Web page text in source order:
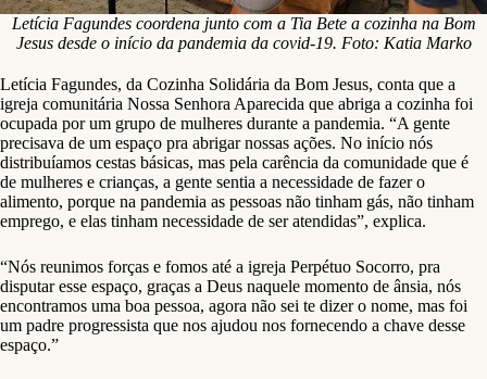
Letícia Fagundes coordena junto com a Tia Bete a cozinha na Bom
Jesus desde o início da pandemia da covid-19. Foto: Katia Marko
Letícia Fagundes, da Cozinha Solidária da Bom Jesus, conta que a
igreja comunitária Nossa Senhora Aparecida que abriga a cozinha foi
ocupada por um grupo de mulheres durante a pandemia. “A gente
precisava de um espaço pra abrigar nossas ações. No início nós
distribuíamos cestas básicas, mas pela carência da comunidade que é
de mulheres e crianças, a gente sentia a necessidade de fazer o
alimento, porque na pandemia as pessoas não tinham gás, não tinham
emprego, e elas tinham necessidade de ser atendidas”, explica.
“Nós reunimos forças e fomos até a igreja Perpétuo Socorro, pra
disputar esse espaço, graças a Deus naquele momento de ânsia, nós
encontramos uma boa pessoa, agora não sei te dizer o nome, mas foi
um padre progressista que nos ajudou nos fornecendo a chave desse
espaço.”